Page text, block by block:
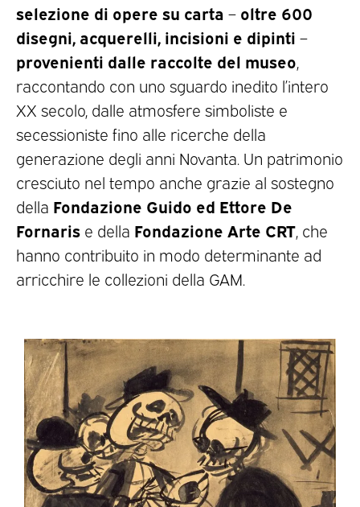
selezione di opere su carta – oltre 600
disegni, acquerelli, incisioni e dipinti –
provenienti dalle raccolte del museo
raccontando con uno sguardo inedito l’intero
XX secolo, dalle atmosfere simboliste e
secessioniste fino alle ricerche della
generazione degli anni Novanta. Un patrimonio
cresciuto nel tempo anche grazie al sostegno
della Fondazione Guido ed Ettore De
Fornaris e della Fondazione Arte CRT , che
hanno contribuito in modo determinante ad
arricchire le collezioni della GAM.